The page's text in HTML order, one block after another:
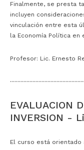
Finalmente, se presta
incluyen
vinculación entre esta
la Economía Política en
Profesor: Lic. Ernesto
EVALUACION
INVERSION -
El curso está orientado